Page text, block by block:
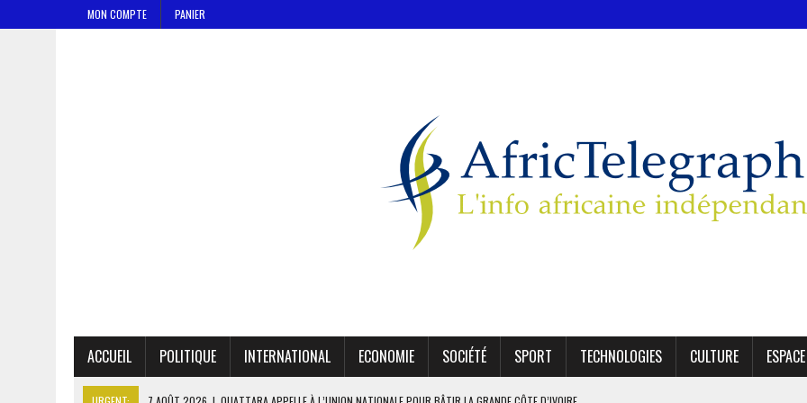
MON COMPTE PANIER
ACCUEIL POLITIQUE INTERNATIONAL ECONOMIE SOCIÉTÉ SPORT TECHNOLOGIES CULTURE